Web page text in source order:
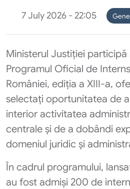
7 July 2026 - 22:05
Ministerul Justiției participă
Programul Oficial de
României, ediția a XIII-a,
selectați oportunitatea de
interior activitatea
centrale și de a dobândi
domeniul juridic și
În cadrul programului,
au fost admiși 200 de